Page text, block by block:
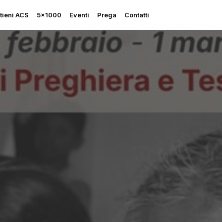
ACS 5×1000 Eventi Prega Contatti